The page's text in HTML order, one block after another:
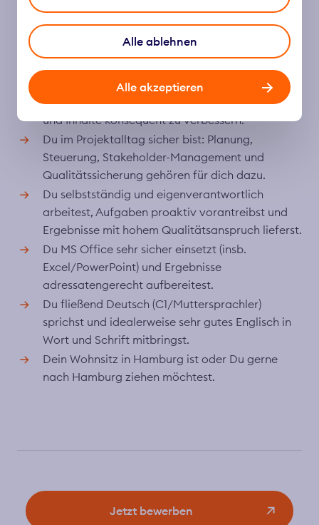
Du komplexe Fragestellungen analytisch
durchdringst, tragfähige Konzepte ableitest und
eine klare Affinität zu technischen Themen (z. B.
Du Lust hast, neue Themen aktiv zu erschließen,
Verantwortung für Arbeitspakete zu übernehmen
und Inhalte konsequent zu verbessern.
Du im Projektalltag sicher bist: Planung,
Steuerung, Stakeholder-Management und
Qualitätssicherung gehören für dich dazu.
Du selbstständig und eigenverantwortlich
arbeitest, Aufgaben proaktiv vorantreibst und
Ergebnisse mit hohem Qualitätsanspruch lieferst.
Du MS Office sehr sicher einsetzt (insb.
Excel/PowerPoint) und Ergebnisse
adressatengerecht aufbereitest.
Du fließend Deutsch (C1/Muttersprachler)
sprichst und idealerweise sehr gutes Englisch in
Wort und Schrift mitbringst.
Dein Wohnsitz in Hamburg ist oder Du gerne
nach Hamburg ziehen möchtest.
Jetzt bewerben
Alle ablehnen
Alle akzeptieren